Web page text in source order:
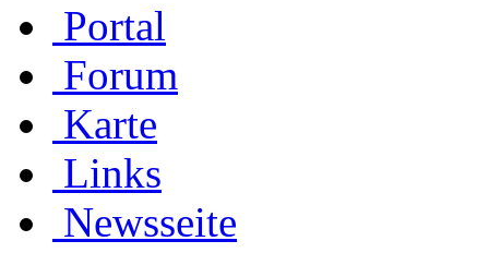
Portal
Forum
Karte
Links
Newsseite